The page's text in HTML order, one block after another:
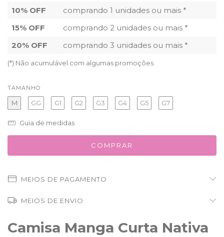
10% OFF
comprando 1 unidades ou mais *
15% OFF
comprando 2 unidades ou mais *
20% OFF
comprando 3 unidades ou mais *
(*) Não acumulável com algumas promoções
TAMANHO
M GG G1 G2 G3 G4 G5 G7
Guia de medidas
MEIOS DE PAGAMENTO
MEIOS DE ENVIO
Camisa Manga Curta Nativa